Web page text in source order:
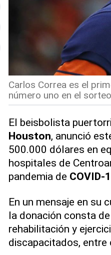
Carlos Correa es el
número uno en el
El beisbolista
Houston, anunció
500.000 dólares en
hospitales de
pandemia de COVID-
En un mensaje en su
la donación consta
rehabilitación y
discapacitados,